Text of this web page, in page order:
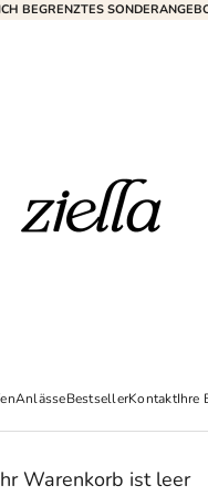
BEGRENZTES
Ziella
AnlässeBestsellerKontaktIhre
Warenkorb ist leer